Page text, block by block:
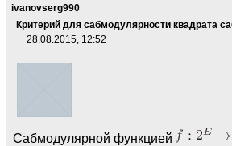
ivanovserg990
Критерий для сабмодулярности квадрата
28.08.2015, 12:52
Сабмодулярной функцией